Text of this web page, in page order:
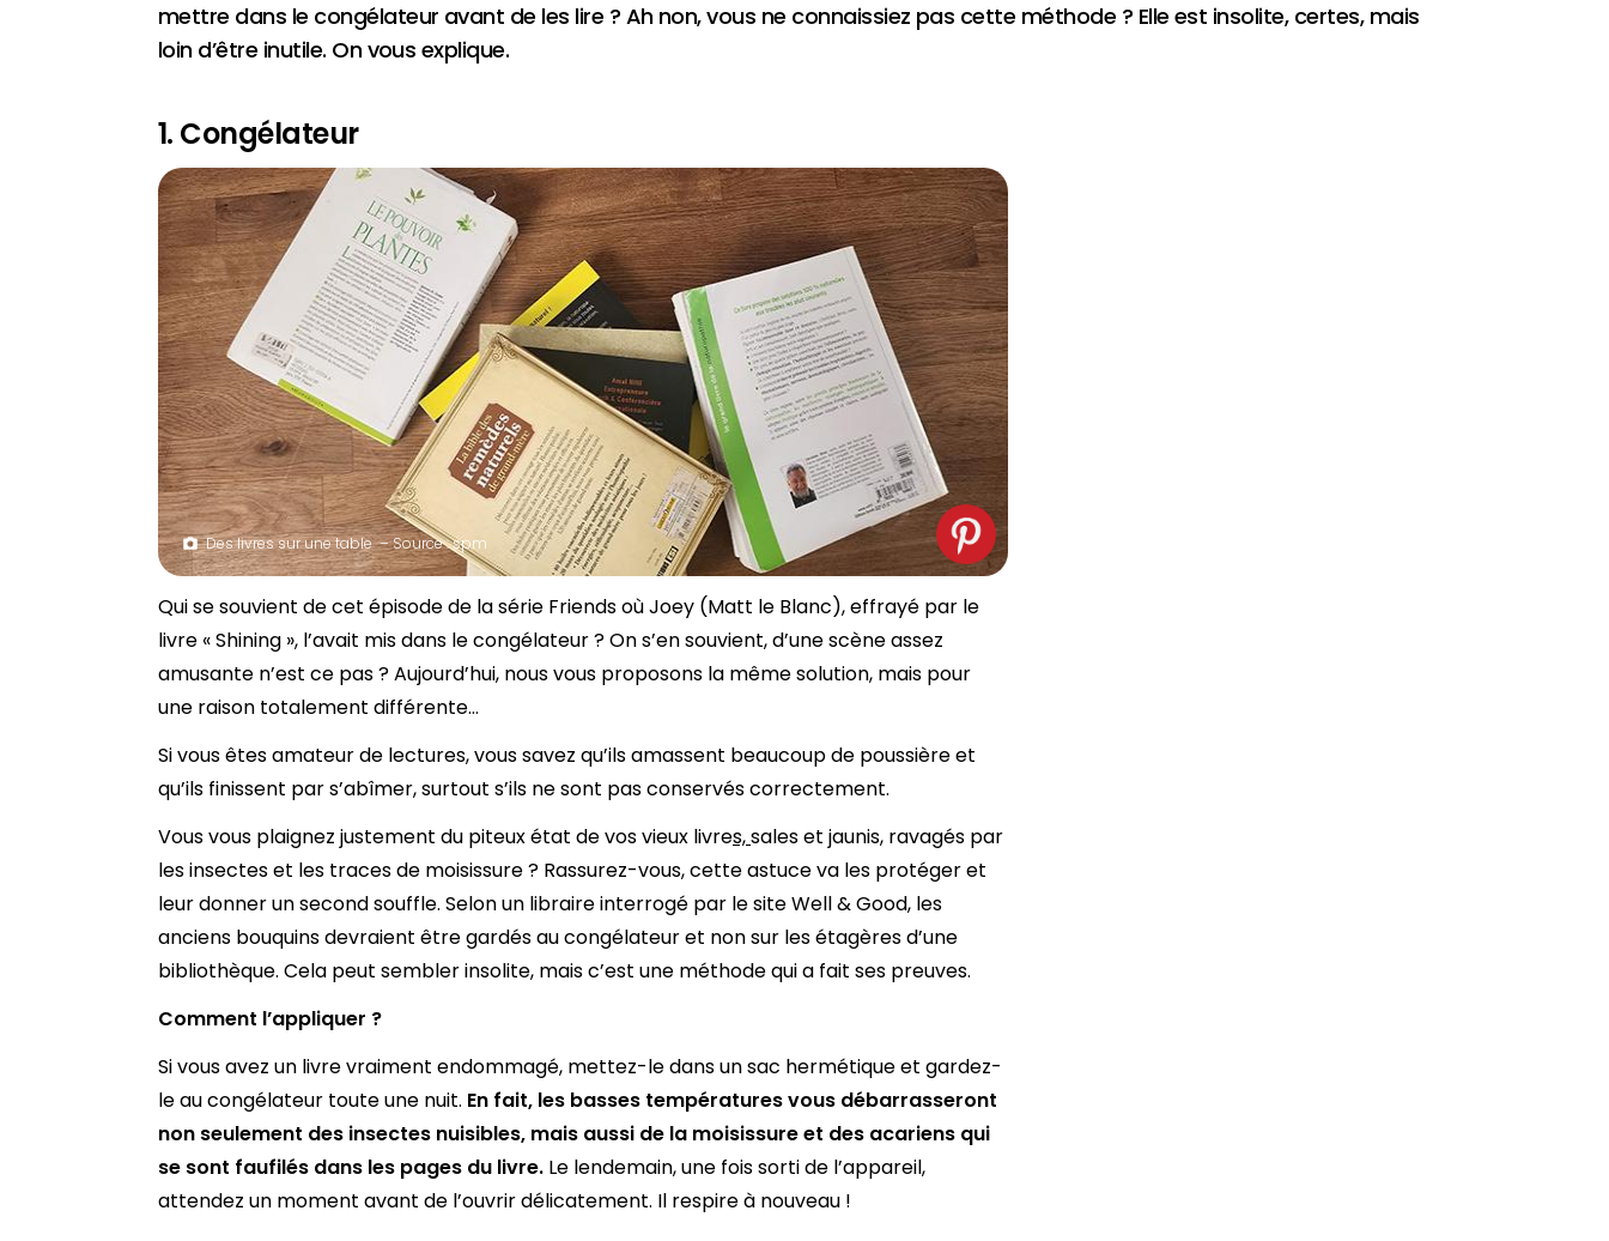
mettre dans le congélateur avant de les lire ? Ah non, vous ne connaissiez pas cette méthode ? Elle est insolite, certes, mais
loin d’être inutile. On vous explique.
1. Congélateur
Des livres sur une table – Source : spm
Qui se souvient de cet épisode de la série Friends où Joey (Matt le Blanc), effrayé par le
livre « Shining », l’avait mis dans le congélateur ? On s’en souvient, d’une scène assez
amusante n’est ce pas ? Aujourd’hui, nous vous proposons la même solution, mais pour
une raison totalement différente…
Si vous êtes amateur de lectures, vous savez qu’ils amassent beaucoup de poussière et
qu’ils finissent par s’abîmer, surtout s’ils ne sont pas conservés correctement.
Vous vous plaignez justement du piteux état de vos vieux livres,sales et jaunis, ravagés par
les insectes et les traces de moisissure ? Rassurez-vous, cette astuce va les protéger et
leur donner un second souffle. Selon un libraire interrogé par le site Well & Good, les
anciens bouquins devraient être gardés au congélateur et non sur les étagères d’une
bibliothèque. Cela peut sembler insolite, mais c’est une méthode qui a fait ses preuves.
Comment l’appliquer ?
Si vous avez un livre vraiment endommagé, mettez-le dans un sac hermétique et gardez-
le au congélateur toute une nuit. En fait, les basses températures vous débarrasseront
non seulement des insectes nuisibles, mais aussi de la moisissure et des acariens qui
se sont faufilés dans les pages du livre. Le lendemain, une fois sorti de l’appareil,
attendez un moment avant de l’ouvrir délicatement. Il respire à nouveau !